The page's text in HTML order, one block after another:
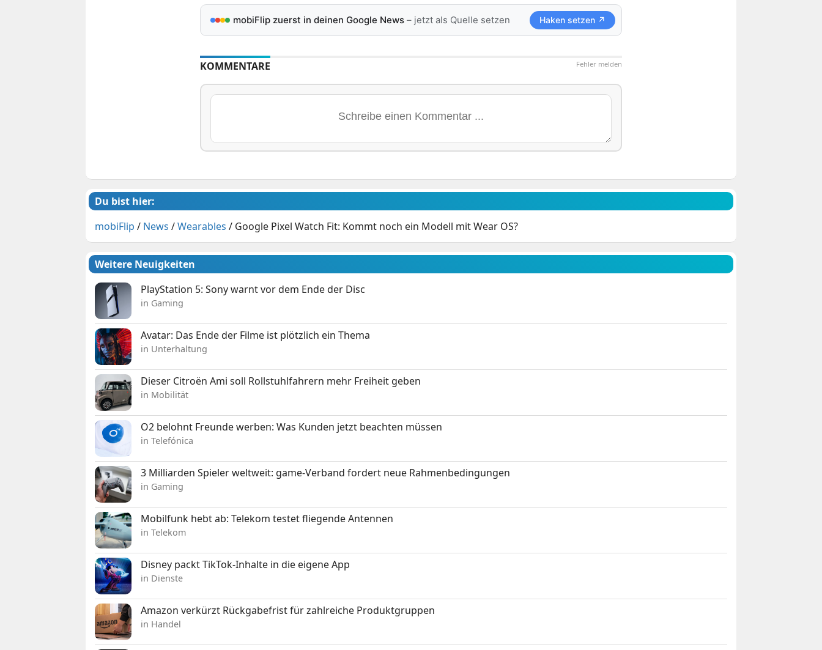
mobiFlip zuerst in deinen Google News– jetzt als Quelle setzen Haken setzen ↗
Fehler melden
KOMMENTARE
Du bist hier:
mobiFlip / News /Wearables / Google Pixel Watch Fit: Kommt noch ein Modell mit Wear OS?
Weitere Neuigkeiten
PlayStation 5: Sony warnt vor dem Ende der Disc
in Gaming
Avatar: Das Ende der Filme ist plötzlich ein Thema
in Unterhaltung
Dieser Citroën Ami soll Rollstuhlfahrern mehr Freiheit geben
in Mobilität
O2 belohnt Freunde werben: Was Kunden jetzt beachten müssen
in Telefónica
3 Milliarden Spieler weltweit: game-Verband fordert neue Rahmenbedingungen
in Gaming
Mobilfunk hebt ab: Telekom testet fliegende Antennen
in Telekom
Disney packt TikTok-Inhalte in die eigene App
in Dienste
Amazon verkürzt Rückgabefrist für zahlreiche Produktgruppen
in Handel